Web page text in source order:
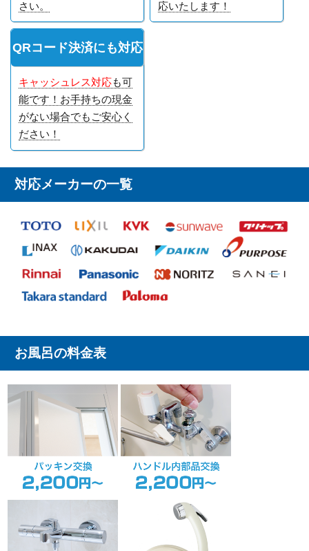
さい。
応いたします！
QRコード決済にも対応
キャッシュレス対応も可
能です！お手持ちの現金
がない場合でもご安心く
ださい！
対応メーカーの一覧
お風呂の料金表